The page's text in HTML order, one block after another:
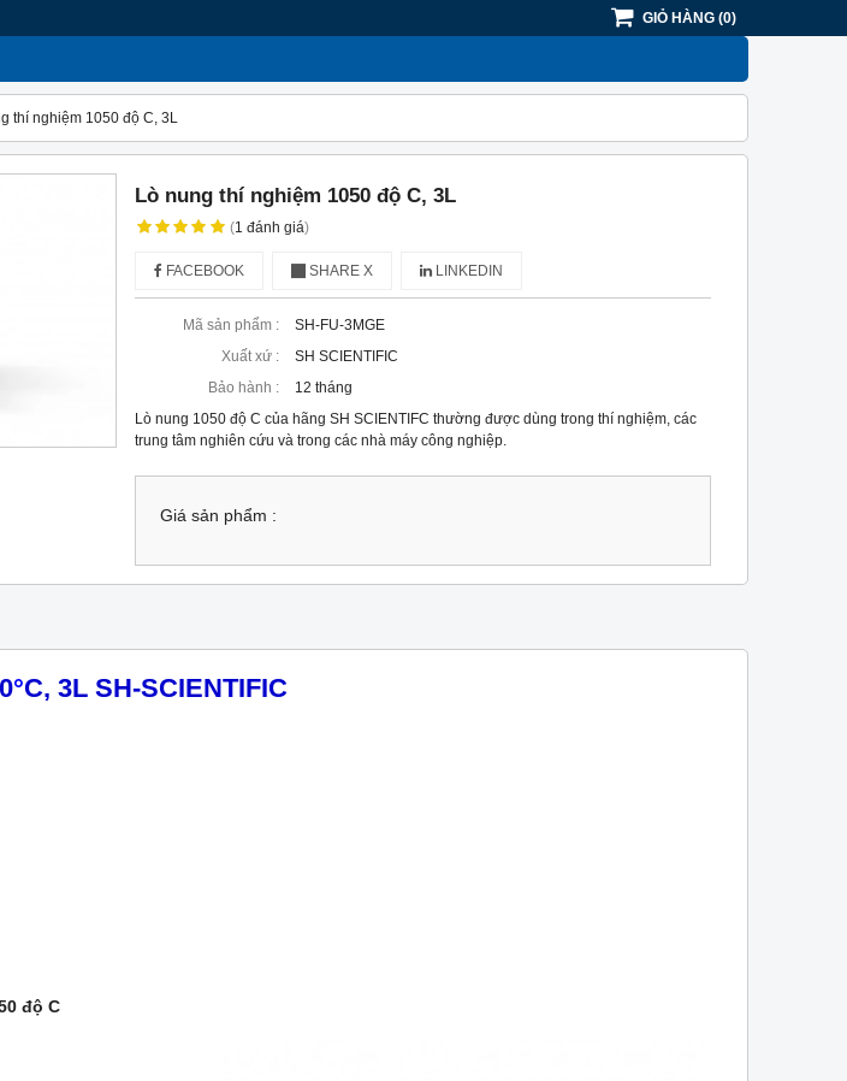
GIỎ HÀNG (0)
thí nghiệm 1050 độ C, 3L
Lò nung thí nghiệm 1050 độ C, 3L
(1đánh giá)
FACEBOOK SHARE X LINKEDIN
Mã sản phẩm :
SH-FU-3MGE
Xuất xứ :
SH SCIENTIFIC
Bảo hành :
12 tháng
Lò nung 1050 độ C của hãng SH SCIENTIFC thường được dùng trong thí nghiệm, các
trung tâm nghiên cứu và trong các nhà máy công nghiệp.
Giá sản phẩm :
°C, 3L SH-SCIENTIFIC
độ C